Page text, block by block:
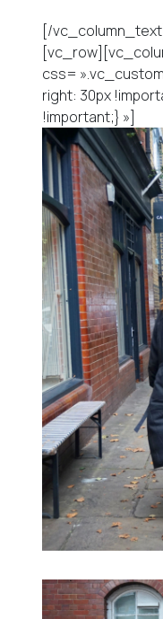
[/
css=
right: 30px
!important;} »]